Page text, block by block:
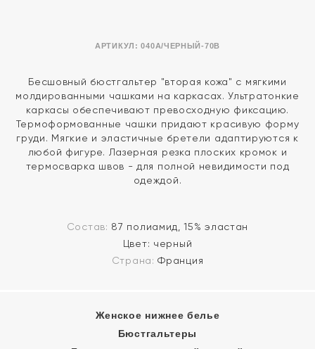
АРТИКУЛ:040A/ЧЕРНЫЙ-70B
Бесшовный бюстгальтер "вторая кожа" с мягкими
молдированными чашками на каркасах. Ультратонкие
каркасы обеспечивают превосходную фиксацию.
Термоформованные чашки придают красивую форму
груди. Мягкие и эластичные бретели адаптируются к
любой фигуре. Лазерная резка плоских кромок и
термосварка швов - для полной невидимости под
одеждой.
Состав: 87 полиамид, 15% эластан
Цвет: черный
Страна:Франция
Женское нижнее белье
Бюстгальтеры